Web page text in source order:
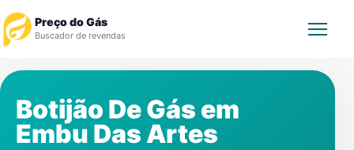
Preço do Gás
Buscador de revendas
Revendedor
Botijão De Gás em
Embu Das Artes